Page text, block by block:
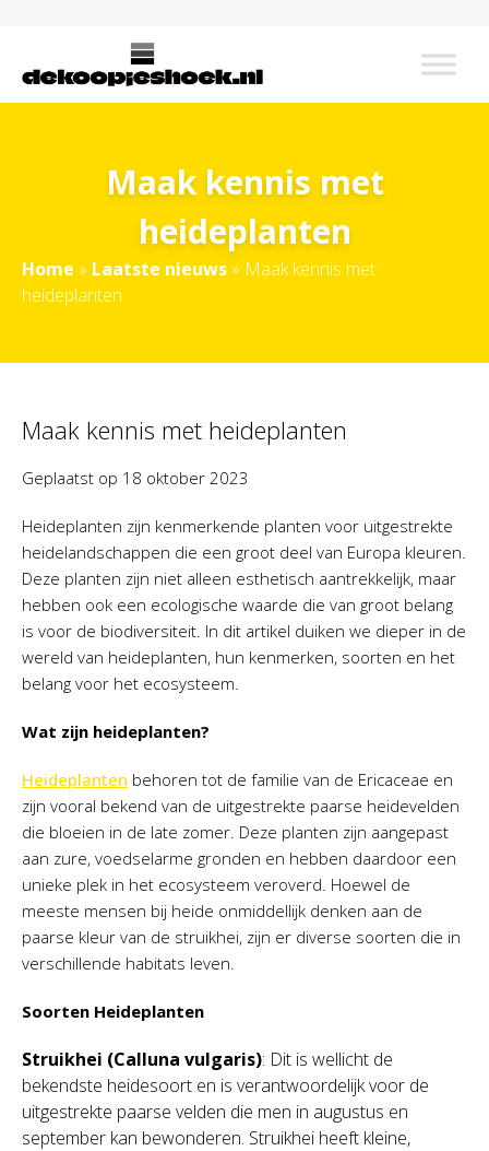
Maak kennis met
heideplanten
Home » Laatste nieuws » Maak kennis met
heideplanten
Maak kennis met heideplanten
Geplaatst op 18 oktober 2023
Heideplanten zijn kenmerkende planten voor uitgestrekte
heidelandschappen die een groot deel van Europa kleuren.
Deze planten zijn niet alleen esthetisch aantrekkelijk, maar
hebben ook een ecologische waarde die van groot belang
is voor de biodiversiteit. In dit artikel duiken we dieper in de
wereld van heideplanten, hun kenmerken, soorten en het
belang voor het ecosysteem.
Wat zijn heideplanten?
Heideplanten behoren tot de familie van de Ericaceae en
zijn vooral bekend van de uitgestrekte paarse heidevelden
die bloeien in de late zomer. Deze planten zijn aangepast
aan zure, voedselarme gronden en hebben daardoor een
unieke plek in het ecosysteem veroverd. Hoewel de
meeste mensen bij heide onmiddellijk denken aan de
paarse kleur van de struikhei, zijn er diverse soorten die in
verschillende habitats leven.
Soorten Heideplanten
Struikhei (Calluna vulgaris): Dit is wellicht de
bekendste heidesoort en is verantwoordelijk voor de
uitgestrekte paarse velden die men in augustus en
september kan bewonderen. Struikhei heeft kleine,